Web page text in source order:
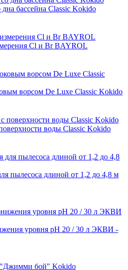
бассейна Classic Kokido
Cl и Br BAYROL
ворсом De Luxe Classic Kokido
воды Classic Kokido
пылесоса длиной от 1,2 до 4,8 м
уровня рН 20 / 30 л ЭКВИ -